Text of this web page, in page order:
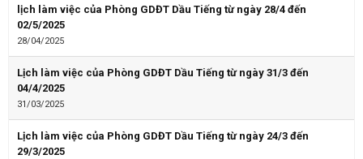
lịch làm việc của Phòng GDĐT Dầu Tiếng từ ngày 28/4 đến
02/5/2025
28/04/2025
Lịch làm việc của Phòng GDĐT Dầu Tiếng từ ngày 31/3 đến
04/4/2025
31/03/2025
Lịch làm việc của Phòng GDĐT Dầu Tiếng từ ngày 24/3 đến
29/3/2025